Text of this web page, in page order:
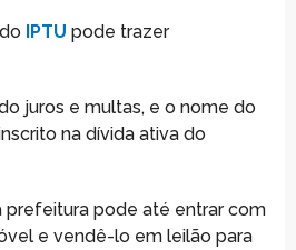
IPTU pode trazer
juros e multas, e o nome do
na dívida ativa do
prefeitura pode até entrar com
e vendê-lo em leilão para